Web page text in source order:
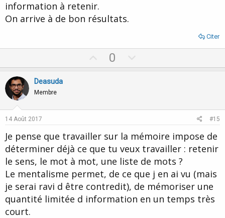
information à retenir.
On arrive à de bon résultats.
Citer
p
0
o
t
e
Deasuda
Membre
14 Août 2017 #15
Je pense que travailler sur la mémoire impose de
déterminer déjà ce que tu veux travailler : retenir
le sens, le mot à mot, une liste de mots ?
Le mentalisme permet, de ce que j en ai vu (mais
je serai ravi d être contredit), de mémoriser une
quantité limitée d information en un temps très
court.